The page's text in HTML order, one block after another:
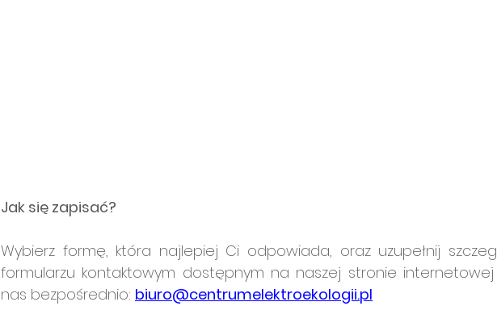
Jak się zapisać?
Wybierz formę, która najlepiej Ci odpowiada, oraz uzupełnij
formularzu kontaktowym dostępnym na naszej stronie
nas bezpośrednio: biuro@centrumelektroekologii.pl